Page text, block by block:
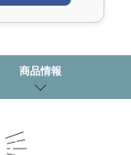
商品情報